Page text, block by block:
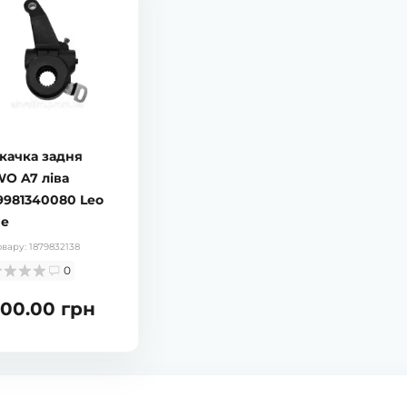
задня (важіль
Shacman
Leo Trade
1881061800
грн
задня
A7 ліва
Leo
1879832138
0
грн